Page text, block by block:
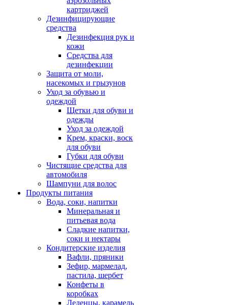
картриджей
Дезинфицирующие
средства
Дезинфекция рук и
кожи
Средства для
дезинфекции
Защита от моли,
насекомых и грызунов
Уход за обувью и
одеждой
Щетки для обуви и
одежды
Уход за одеждой
Крем, краски, воск
для обуви
Губки для обуви
Чистящие средства для
автомобиля
Шампуни для волос
Продукты питания
Вода, соки, напитки
Минеральная и
питьевая вода
Сладкие напитки,
соки и нектары
Кондитерские изделия
Вафли, пряники
Зефир, мармелад,
пастила, шербет
Конфеты в
коробках
Леденцы, карамель